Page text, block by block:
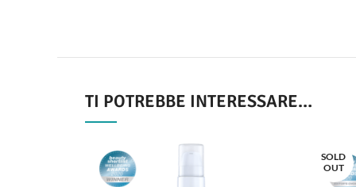
TI POTREBBE INTERESSARE…
SOLD
OUT